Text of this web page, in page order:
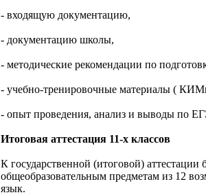
- входящую документацию,
- документацию школы,
- методические рекомендации по
- учебно-тренировочные материалы (
- опыт проведения, анализ и выводы по
Итоговая аттестация 11-х классов
К государственной (итоговой)
общеобразовательным предметам из 12
язык.